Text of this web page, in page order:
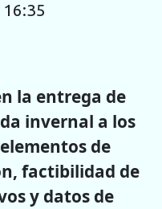
la entrega de
invernal a los
de
factibilidad de
y datos de